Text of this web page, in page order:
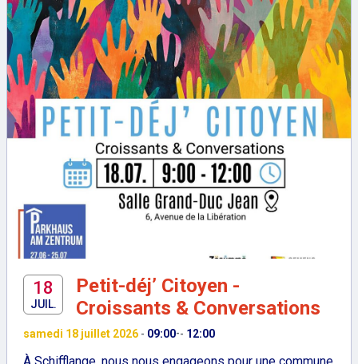
18
JUIL.
Petit-déj’ Citoyen -
Croissants & Conversations
samedi 18 juillet 2026 - 09:00-- 12:00
À Schifflange, nous nous engageons pour une commune